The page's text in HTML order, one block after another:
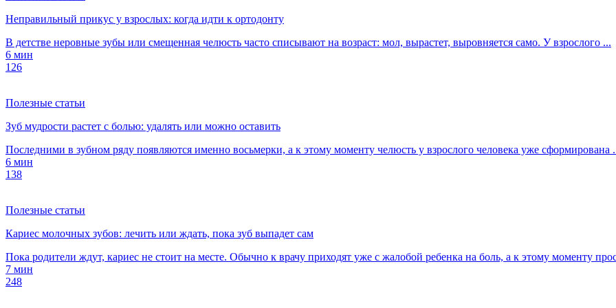
Неправильный прикус у взрослых: когда идти к ортодонту
В детстве неровные зубы или смещенная челюсть часто списывают на возраст: мол, вырастет, выровняется само. У взрослого ...
6 мин
126
Полезные статьи
Зуб мудрости растет с болью: удалять или можно оставить
Последними в зубном ряду появляются именно восьмерки, а к этому моменту челюсть у взрослого человека уже сформирована
6 мин
138
Полезные статьи
Кариес молочных зубов: лечить или ждать, пока зуб выпадет сам
Пока родители ждут, кариес не стоит на месте. Обычно к врачу приходят уже с жалобой ребенка на боль, а к этому моменту
7 мин
248